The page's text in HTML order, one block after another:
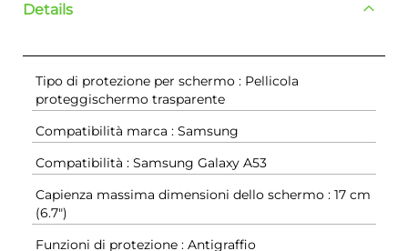
Details
Tipo di protezione per schermo : Pellicola
proteggischermo trasparente
Compatibilità marca : Samsung
Compatibilità : Samsung Galaxy A53
Capienza massima dimensioni dello schermo : 17 cm
(6.7")
Funzioni di protezione : Antigraffio